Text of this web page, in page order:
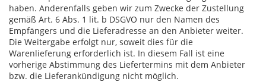
haben. Anderenfalls geben wir zum Zwecke der Zustellung
gemäß Art. 6 Abs. 1 lit. b DSGVO nur den Namen des
Empfängers und die Lieferadresse an den Anbieter weiter.
Die Weitergabe erfolgt nur, soweit dies für die
Warenlieferung erforderlich ist. In diesem Fall ist eine
vorherige Abstimmung des Liefertermins mit dem Anbieter
bzw. die Lieferankündigung nicht möglich.